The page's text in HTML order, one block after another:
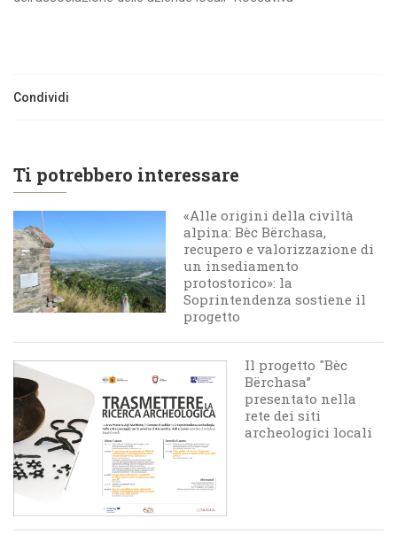
Condividi
Ti potrebbero interessare
«Alle origini della civiltà
alpina: Bèc Bërchasa,
recupero e valorizzazione di
un insediamento
protostorico»: la
Soprintendenza sostiene il
progetto
Il progetto "Bèc
Bërchasa”
presentato nella
rete dei siti
archeologici locali